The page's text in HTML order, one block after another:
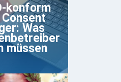
konform
Was
müssen